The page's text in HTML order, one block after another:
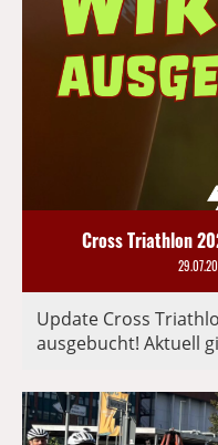
Cross Triathlon
Update Cross
ausgebucht! Aktuell